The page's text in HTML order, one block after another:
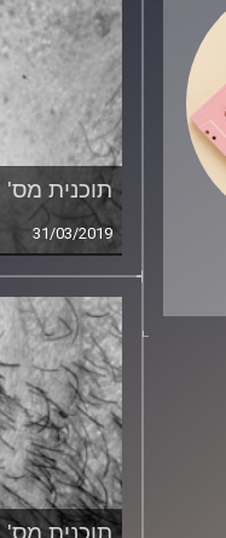
תוכנית מס' 97
31/03/2019
תוכנית מס' 94